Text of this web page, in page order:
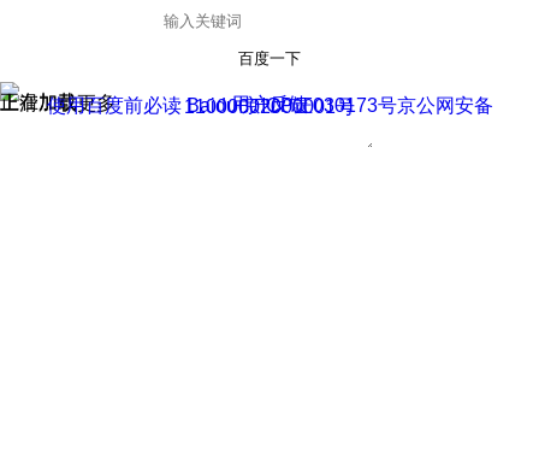
百度一下
正在加载
上滑加载更多 用户反馈
使用百度前必读 Baidu 京ICP证030173号
京公网安备11000002000001号